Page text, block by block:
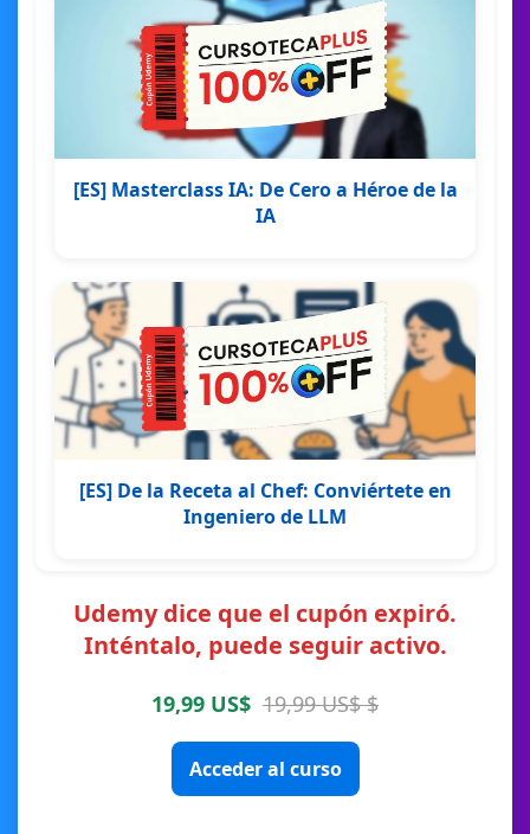
[ES] Masterclass IA: De Cero a Héroe de la
IA
[ES] De la Receta al Chef: Conviértete en
Ingeniero de LLM
Udemy dice que el cupón expiró.
Inténtalo, puede seguir activo.
19,99 US$ 19,99 US$ $
Acceder al curso